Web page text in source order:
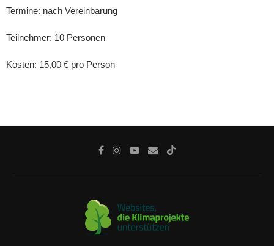
Termine: nach Vereinbarung
Teilnehmer: 10 Personen
Kosten: 15,00 € pro Person